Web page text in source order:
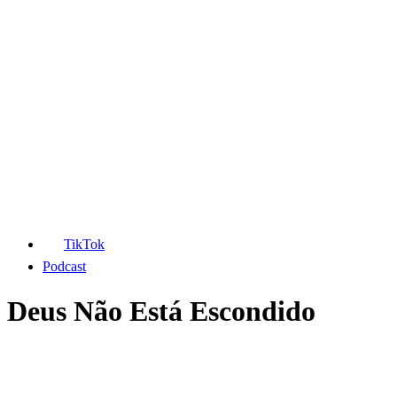
TikTok
Podcast
Deus Não Está Escondido